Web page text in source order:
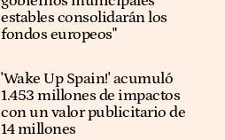
estables consolidarán los
fondos europeos"
'Wake Up Spain!' acumuló
1.453 millones de impactos
con un valor publicitario de
14 millones